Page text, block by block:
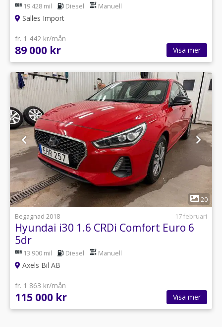
19 428 mil Diesel Manuell
Salles Import
fr. 1 442 kr/mån
89 000 kr Visa mer
1
20
Begagnad 2018
17 februari
Hyundai i30 1.6 CRDi Comfort Euro 6
5dr
13 900 mil Diesel Manuell
Axels Bil AB
fr. 1 863 kr/mån
115 000 kr Visa mer